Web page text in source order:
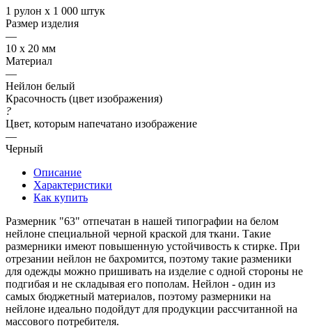
1 рулон х 1 000 штук
Размер изделия
—
10 х 20 мм
Материал
—
Нейлон белый
Красочность (цвет изображения)
?
Цвет, которым напечатано изображение
—
Черный
Описание
Характеристики
Как купить
Размерник "63" отпечатан в нашей типографии на белом
нейлоне специальной черной краской для ткани. Такие
размерники имеют повышенную устойчивость к стирке. При
отрезании нейлон не бахромится, поэтому такие разменики
для одежды можно пришивать на изделие с одной стороны не
подгибая и не складывая его пополам. Нейлон - один из
самых бюджетный материалов, поэтому размерники на
нейлоне идеально подойдут для продукции рассчитанной на
массового потребителя.